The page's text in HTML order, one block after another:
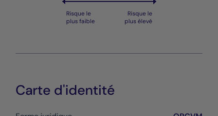
Risque le
plus faible
Risque le
plus élevé
Carte d'identité